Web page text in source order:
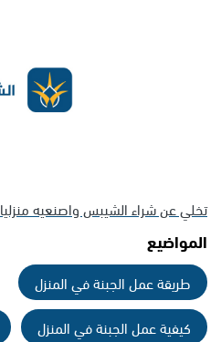
تخلي عن شراء الشيبس واصنعيه منزليا
المواضيع
طريقة عمل الجبنة في المنزل
كيفية عمل الجبنة في المنزل